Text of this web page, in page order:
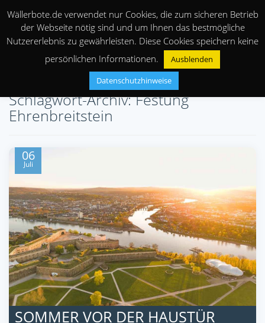
Schlagwort-Archiv: Festung
Ehrenbreitstein
06
Juli
SOMMER VOR DER HAUSTÜR
Wällerbote.de verwendet nur Cookies, die zum sicheren Betrieb
der Webseite nötig sind und um Ihnen das bestmögliche
Nutzererlebnis zu gewährleisten. Diese Cookies speichern keine
persönlichen Informationen.
Ausblenden
Datenschutzhinweise